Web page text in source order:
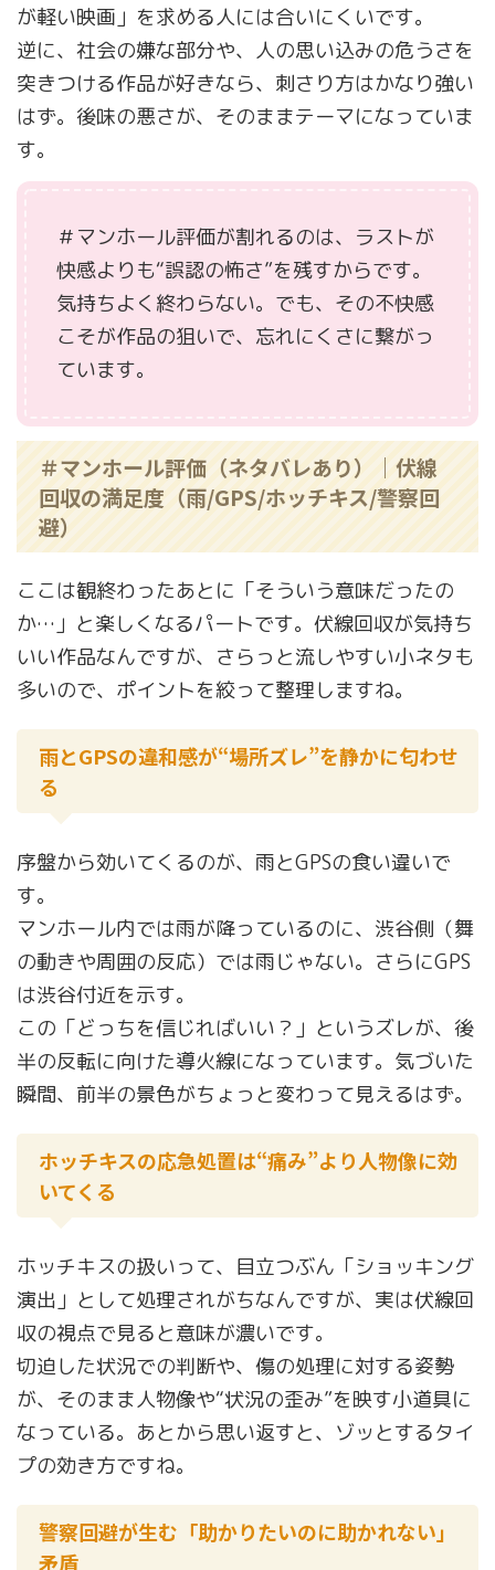
が軽い映画」を求める人には合いにくいです。
逆に、社会の嫌な部分や、人の思い込みの危うさを
突きつける作品が好きなら、刺さり方はかなり強い
はず。後味の悪さが、そのままテーマになっていま
す。
＃マンホール評価が割れるのは、ラストが
快感よりも“誤認の怖さ”を残すからです。
気持ちよく終わらない。でも、その不快感
こそが作品の狙いで、忘れにくさに繋がっ
ています。
＃マンホール評価（ネタバレあり）｜伏線
回収の満足度（雨/GPS/ホッチキス/警察回
避）
ここは観終わったあとに「そういう意味だったの
か…」と楽しくなるパートです。伏線回収が気持ち
いい作品なんですが、さらっと流しやすい小ネタも
多いので、ポイントを絞って整理しますね。
雨とGPSの違和感が“場所ズレ”を静かに匂わせ
る
序盤から効いてくるのが、雨とGPSの食い違いで
す。
マンホール内では雨が降っているのに、渋谷側（舞
の動きや周囲の反応）では雨じゃない。さらにGPS
は渋谷付近を示す。
この「どっちを信じればいい？」というズレが、後
半の反転に向けた導火線になっています。気づいた
瞬間、前半の景色がちょっと変わって見えるはず。
ホッチキスの応急処置は“痛み”より人物像に効
いてくる
ホッチキスの扱いって、目立つぶん「ショッキング
演出」として処理されがちなんですが、実は伏線回
収の視点で見ると意味が濃いです。
切迫した状況での判断や、傷の処理に対する姿勢
が、そのまま人物像や“状況の歪み”を映す小道具に
なっている。あとから思い返すと、ゾッとするタイ
プの効き方ですね。
警察回避が生む「助かりたいのに助かれない」
矛盾